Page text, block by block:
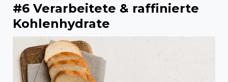
#6 Verarbeitete & raffinierte
Kohlenhydrate